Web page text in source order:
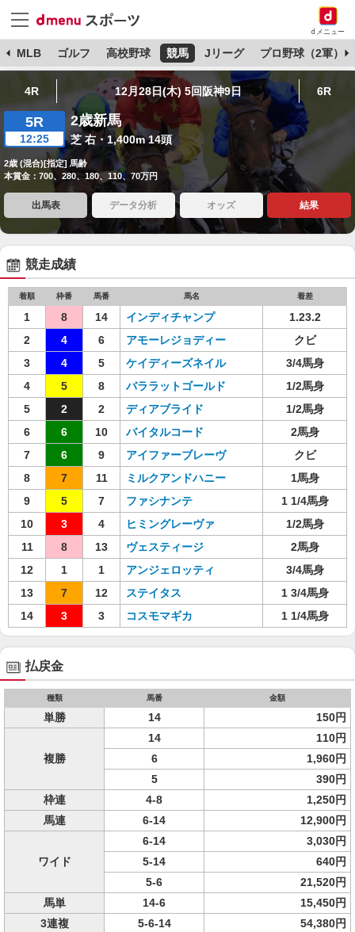
dメニュー
MLB ゴルフ 高校野球 競馬 Jリーグ プロ野球（2軍）
4R 12月28日(木) 5回阪神9日 6R
5R
12:25
2歳新馬
芝 右・1,400m 14頭
2歳 (混合)[指定] 馬齢
本賞金：700、280、180、110、70万円
出馬表 データ分析 オッズ 結果
競走成績
着順 枠番 馬番 馬名 着差
1 8 14 インディチャンプ
1.23.2
2
4 6 アモーレジョディー
クビ
3
4 5 ケイディーズネイル
3/4馬身
4
5 8 バララットゴールド
1/2馬身
5
2 2 ディアブライド
1/2馬身
6
6 10 バイタルコード
2馬身
7
6 9 アイファーブレーヴ
クビ
8
7 11 ミルクアンドハニー
1馬身
9
5 7 ファシナンテ
1 1/4馬身
10
3 4 ヒミングレーヴァ
1/2馬身
11
8 13 ヴェスティージ
2馬身
12
1 1 アンジェロッティ
3/4馬身
13
7 12 ステイタス
1 3/4馬身
14
3 3 コスモマギカ 1 1/4馬身
払戻金
種類 馬番 金額
単勝 14 150円
複勝
14
110円
6
1,960円
5
390円
枠連
4-8
1,250円
馬連
6-14 12,900円
ワイド
6-14
3,030円
5-14
640円
5-6
21,520円
馬単
14-6
15,450円
3連複
5-6-14
54,380円